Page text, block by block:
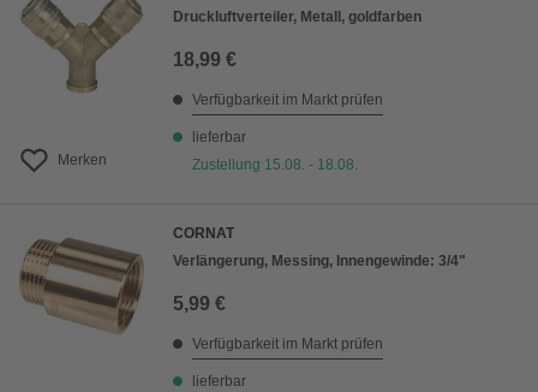
Merken
Druckluftverteiler, Metall, goldfarben
18,99 €
Verfügbarkeit im Markt prüfen
lieferbar
Zustellung 15.08. - 18.08.
CORNAT
Verlängerung, Messing, Innengewinde: 3/4"
5,99 €
Verfügbarkeit im Markt prüfen
lieferbar